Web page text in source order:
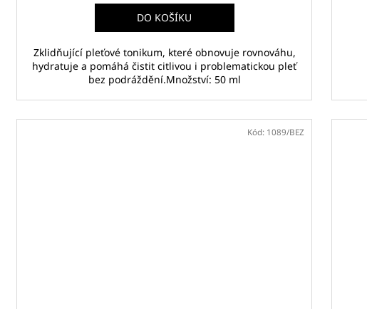
DO KOŠÍKU
Zklidňující pleťové tonikum, které obnovuje rovnováhu,
hydratuje a pomáhá čistit citlivou i problematickou pleť
bez podráždění.Množství: 50 ml
Kód: 1089/BEZ